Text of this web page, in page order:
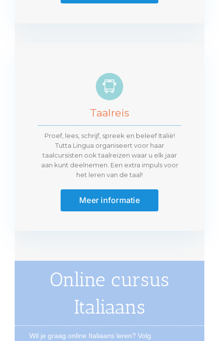
Taalreis
Proef, lees, schrijf, spreek en beleef Italië!
Tutta Lingua organiseert voor haar
taalcursisten ook taalreizen waar u elk jaar
aan kunt deelnemen. Een extra impuls voor
het leren van de taal!
Meer informatie
Online cursus
Italiaans
Wil je graag online Italiaans leren? Volg